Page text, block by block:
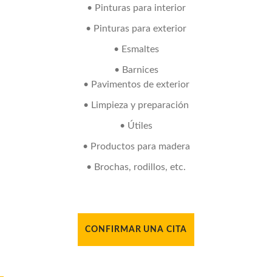
• Pinturas para interior
• Pinturas para exterior
• Esmaltes
• Barnices
• Pavimentos de exterior
• Limpieza y preparación
• Útiles
• Productos para madera
• Brochas, rodillos, etc.
CONFIRMAR UNA CITA